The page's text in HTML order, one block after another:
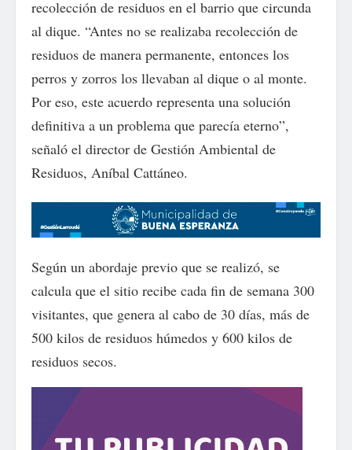
recolección de residuos en el barrio que circunda
al dique. “Antes no se realizaba recolección de
residuos de manera permanente, entonces los
perros y zorros los llevaban al dique o al monte.
Por eso, este acuerdo representa una solución
definitiva a un problema que parecía eterno”,
señaló el director de Gestión Ambiental de
Residuos, Aníbal Cattáneo.
Según un abordaje previo que se realizó, se
calcula que el sitio recibe cada fin de semana 300
visitantes, que genera al cabo de 30 días, más de
500 kilos de residuos húmedos y 600 kilos de
residuos secos.